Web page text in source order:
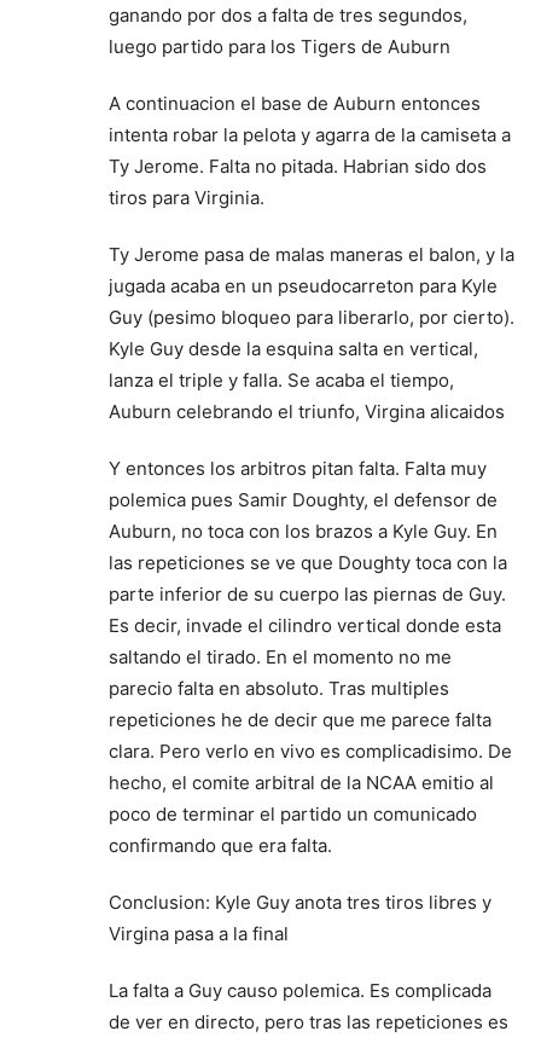
ganando por dos a falta de tres segundos,
luego partido para los Tigers de Auburn
A continuacion el base de Auburn entonces
intenta robar la pelota y agarra de la camiseta a
Ty Jerome. Falta no pitada. Habrian sido dos
tiros para Virginia.
Ty Jerome pasa de malas maneras el balon, y la
jugada acaba en un pseudocarreton para Kyle
Guy (pesimo bloqueo para liberarlo, por cierto).
Kyle Guy desde la esquina salta en vertical,
lanza el triple y falla. Se acaba el tiempo,
Auburn celebrando el triunfo, Virgina alicaidos
Y entonces los arbitros pitan falta. Falta muy
polemica pues Samir Doughty, el defensor de
Auburn, no toca con los brazos a Kyle Guy. En
las repeticiones se ve que Doughty toca con la
parte inferior de su cuerpo las piernas de Guy.
Es decir, invade el cilindro vertical donde esta
saltando el tirado. En el momento no me
parecio falta en absoluto. Tras multiples
repeticiones he de decir que me parece falta
clara. Pero verlo en vivo es complicadisimo. De
hecho, el comite arbitral de la NCAA emitio al
poco de terminar el partido un comunicado
confirmando que era falta.
Conclusion: Kyle Guy anota tres tiros libres y
Virgina pasa a la final
La falta a Guy causo polemica. Es complicada
de ver en directo, pero tras las repeticiones es